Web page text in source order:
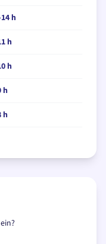
14 h
h
h
h
h